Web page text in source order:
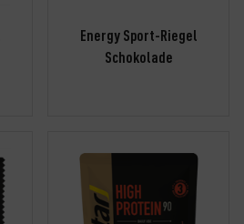
Energy Sport-Riegel
Schokolade